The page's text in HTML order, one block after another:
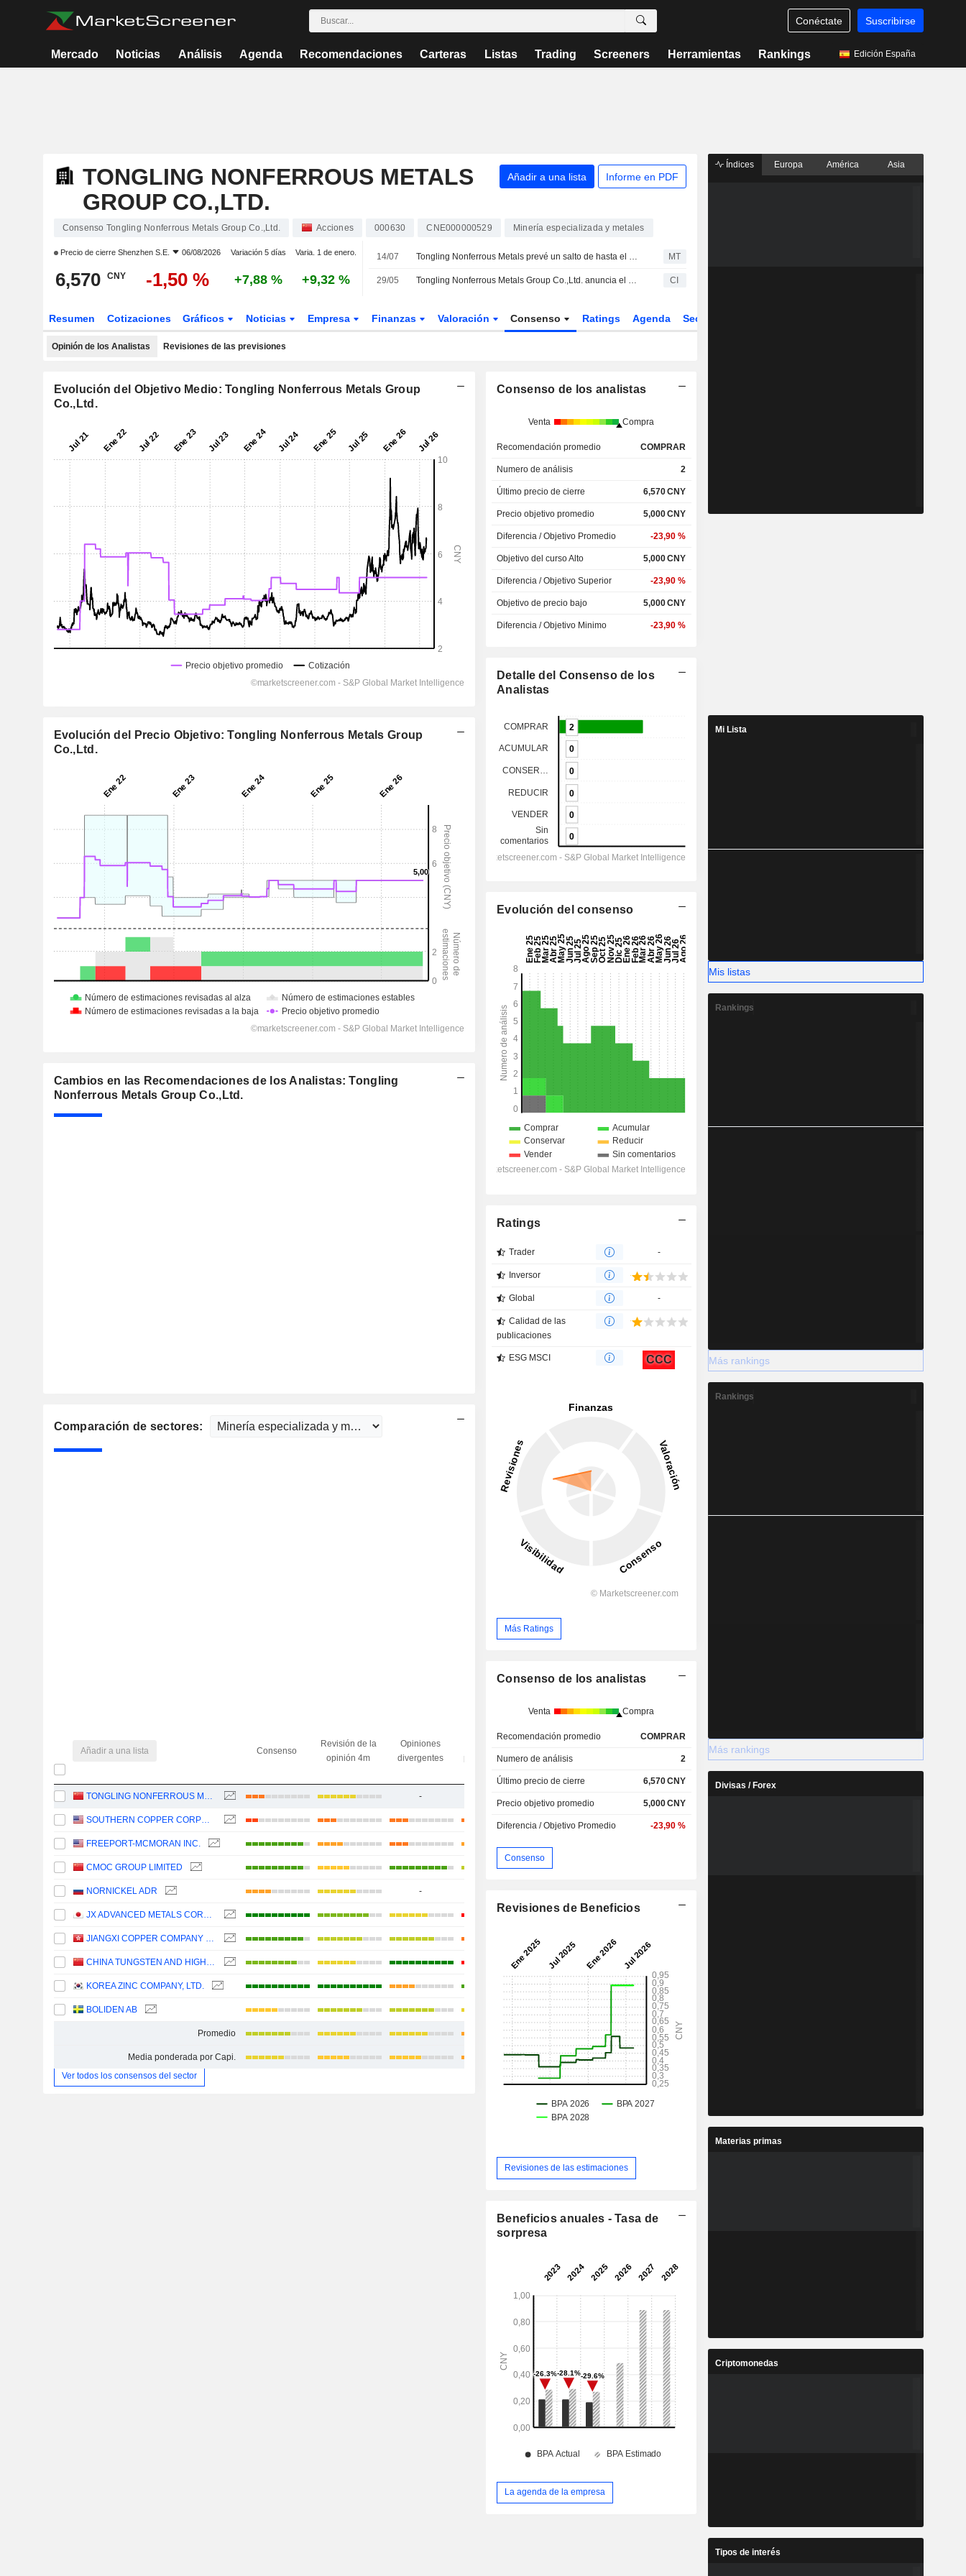
Conéctate Suscribirse
Mercado Noticias Análisis Agenda Recomendaciones Carteras Listas Trading Screeners Herramientas Rankings Edición España
TONGLING NONFERROUS METALS
GROUP CO.,LTD.
Añadir a una lista Informe en PDF
Consenso Tongling Nonferrous Metals Group Co.,Ltd. Acciones 000630 CNE000000529 Minería especializada y metales
Precio de cierre Shenzhen S.E. 06/08/2026 Variación 5 días Varia. 1 de enero.
6,570 CNY -1,50 % +7,88 % +9,32 %
14/07 Tongling Nonferrous Metals prevé un salto de hasta el 119% en su beneficio del primer semestre MT
29/05 Tongling Nonferrous Metals Group Co.,Ltd. anuncia el dividendo complementario en efectivo para las acciones de clase A correspondiente al ejercicio 2025, pagadero el 8 de junio de 2026 CI
Resumen Cotizaciones Gráficos Noticias Empresa Finanzas Valoración Consenso Ratings Agenda Sector
Opinión de los Analistas Revisiones de las previsiones
Evolución del Objetivo Medio: Tongling Nonferrous Metals Group
Co.,Ltd.
Evolución del Precio Objetivo: Tongling Nonferrous Metals Group
Co.,Ltd.
Cambios en las Recomendaciones de los Analistas: Tongling
Nonferrous Metals Group Co.,Ltd.
Comparación de sectores:
Añadir a una lista Consenso
Revisión de la
opinión 4m
Opiniones
divergentes
precio objetivo
objetivo/
último
TONGLING NONFERROUS METALS GROUP CO.,LTD. -
SOUTHERN COPPER CORPORATION -14,59 %
FREEPORT-MCMORAN INC.
CMOC GROUP LIMITED +24,05 %
NORNICKEL ADR -
JX ADVANCED METALS CORPORATION +10,83 %
JIANGXI COPPER COMPANY LIMITED +23,65 %
CHINA TUNGSTEN AND HIGHTECH MATERIALS CO.,LTD -8,58 %
KOREA ZINC COMPANY, LTD. +60,64 %
BOLIDEN AB +5,09 %
Promedio +8,82 %
Media ponderada por Capi.
+1,71 %
Ver todos los consensos del sector
Consenso de los analistas
Venta Compra
Recomendación promedio COMPRAR
Numero de análisis 2
Último precio de cierre 6,570CNY
Precio objetivo promedio 5,000CNY
Diferencia / Objetivo Promedio -23,90 %
Objetivo del curso Alto 5,000CNY
Diferencia / Objetivo Superior -23,90 %
Objetivo de precio bajo 5,000CNY
Diferencia / Objetivo Minimo -23,90 %
Detalle del Consenso de los
Analistas
Evolución del consenso
Ratings
Trader -
Inversor
Global -
Calidad de las
publicaciones
ESG MSCI CCC
Más Ratings
Consenso de los analistas
Venta Compra
Recomendación promedio COMPRAR
Numero de análisis 2
Último precio de cierre 6,570CNY
Precio objetivo promedio 5,000CNY
Diferencia / Objetivo Promedio -23,90 %
Consenso
Revisiones de Beneficios
Revisiones de las estimaciones
Beneficios anuales - Tasa de
sorpresa
La agenda de la empresa
Índices Europa América Asia
Mi Lista
Mis listas
Rankings
Más rankings
Rankings
Más rankings
Divisas / Forex
Materias primas
Criptomonedas
Tipos de interés